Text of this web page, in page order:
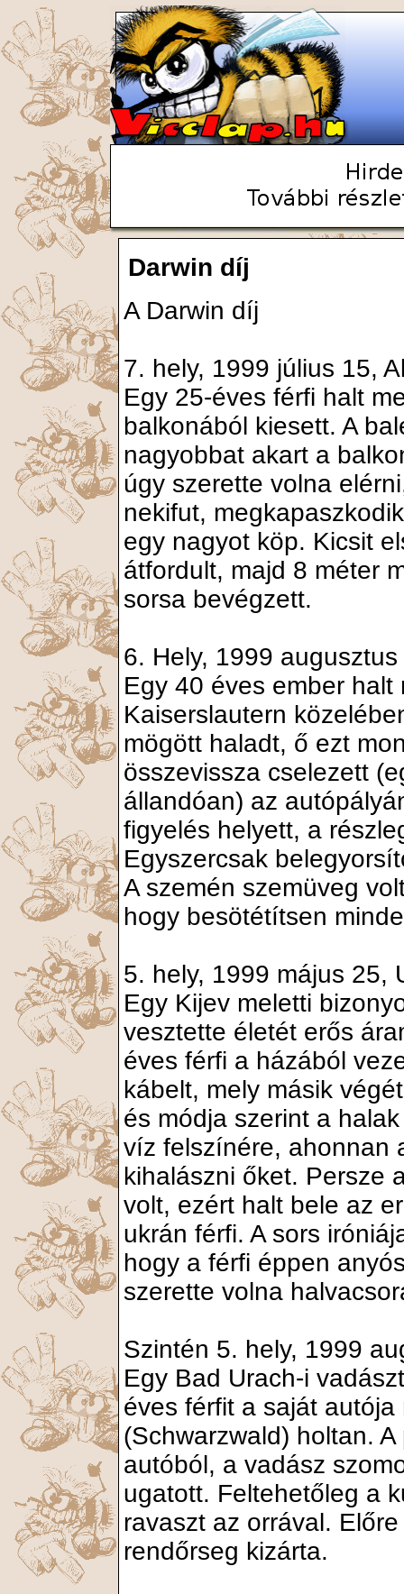
Darwin díj
A Darwin díj
7. hely, 1999 július 15,
Egy 25-éves férfi halt
balkonából kiesett. A
nagyobbat akart a
úgy szerette volna
nekifut,
egy nagyot köp. Kicsit
átfordult, majd 8 méter
sorsa bevégzett.
6. Hely, 1999
Egy 40 éves ember
Kaiserslautern
mögött haladt, ő ezt
összevissza cselezett
állandóan) az
figyelés helyett, a
Egyszercsak
A szemén szemüveg
hogy besötétítsen
5. hely, 1999 május 25,
Egy Kijev meletti
vesztette életét erős
éves férfi a házából
kábelt, mely másik
és módja szerint a
víz felszínére, ahonnan
kihalászni őket. Persze
volt, ezért halt bele az
ukrán férfi. A sors
hogy a férfi éppen
szerette volna
Szintén 5. hely, 1999
Egy Bad Urach-i
éves férfit a saját
(Schwarzwald) holtan.
autóból, a vadász
ugatott. Feltehetőleg a
ravaszt az orrával.
rendőrseg kizárta.